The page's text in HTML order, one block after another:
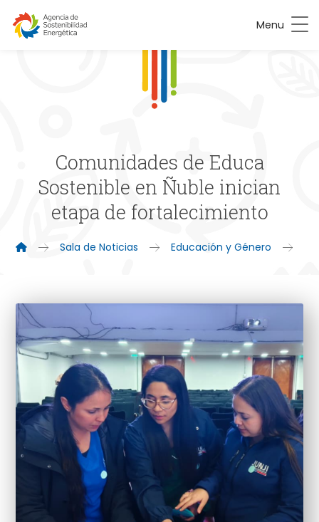
Menu
Comunidades de Educa
Sostenible en Ñuble inician
etapa de fortalecimiento
Sala de Noticias Educación y Género